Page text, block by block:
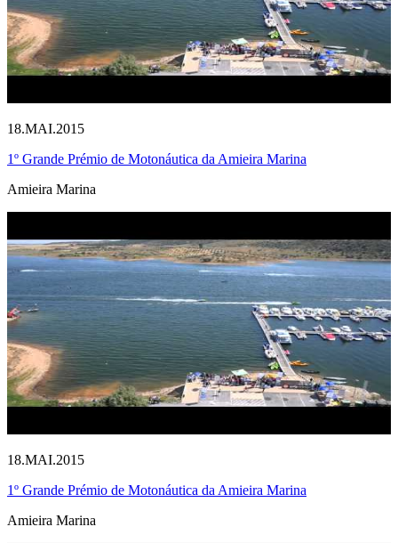
18.MAI.2015
1º Grande Prémio de Motonáutica da Amieira Marina
Amieira Marina
18.MAI.2015
1º Grande Prémio de Motonáutica da Amieira Marina
Amieira Marina